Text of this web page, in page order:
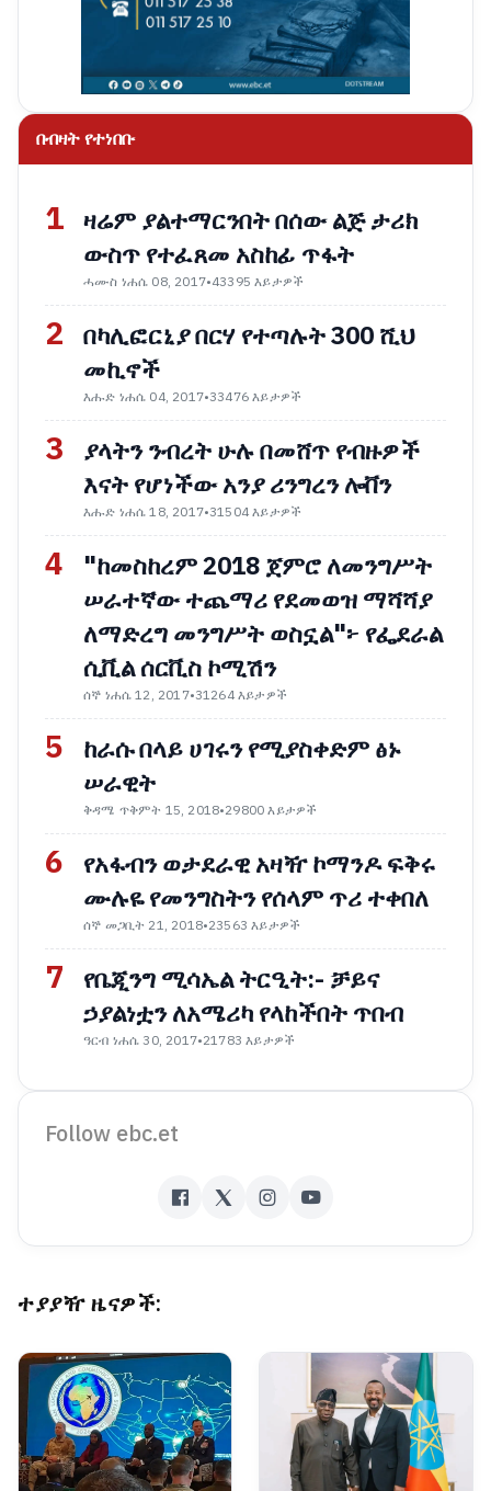
በብዛት የተነበቡ
1 ዛሬም ያልተማርንበት በሰው ልጅ ታሪክ
ውስጥ የተፈጸመ አስከፊ ጥፋት
ሓሙስ ነሐሴ 08, 2017•43395 እይታዎች
2 በካሊፎርኒያ በርሃ የተጣሉት 300 ሺህ
መኪኖች
እሑድ ነሐሴ 04, 2017•33476 እይታዎች
3
ያላትን ንብረት ሁሉ በመሸጥ የብዙዎች
እናት የሆነችው አንያ ሪንግረን ሎቨን
እሑድ ነሐሴ 18, 2017•31504 እይታዎች
4
"ከመስከረም 2018 ጀምሮ ለመንግሥት
ሠራተኛው ተጨማሪ የደመወዝ ማሻሻያ
ለማድረግ መንግሥት ወስኗል"፦ የፌደራል
ሲቪል ሰርቪስ ኮሚሽን
ሰኞ ነሐሴ 12, 2017•31264 እይታዎች
5
ከራሱ በላይ ሀገሩን የሚያስቀድም ፅኑ
ሠራዊት
ቅዳሜ ጥቅምት 15, 2018•29800 እይታዎች
6
የአፋብን ወታደራዊ አዛዥ ኮማንዶ ፍቅሩ
ሙሉዬ የመንግስትን የሰላም ጥሪ ተቀበለ
ሰኞ መጋቢት 21, 2018•23563 እይታዎች
7
የቤጂንግ ሚሳኤል ትርዒት:- ቻይና
ኃያልነቷን ለአሜሪካ የላከችበት ጥበብ
ዓርብ ነሐሴ 30, 2017•21783 እይታዎች
Follow ebc.et
ተያያዥ ዜናዎች: